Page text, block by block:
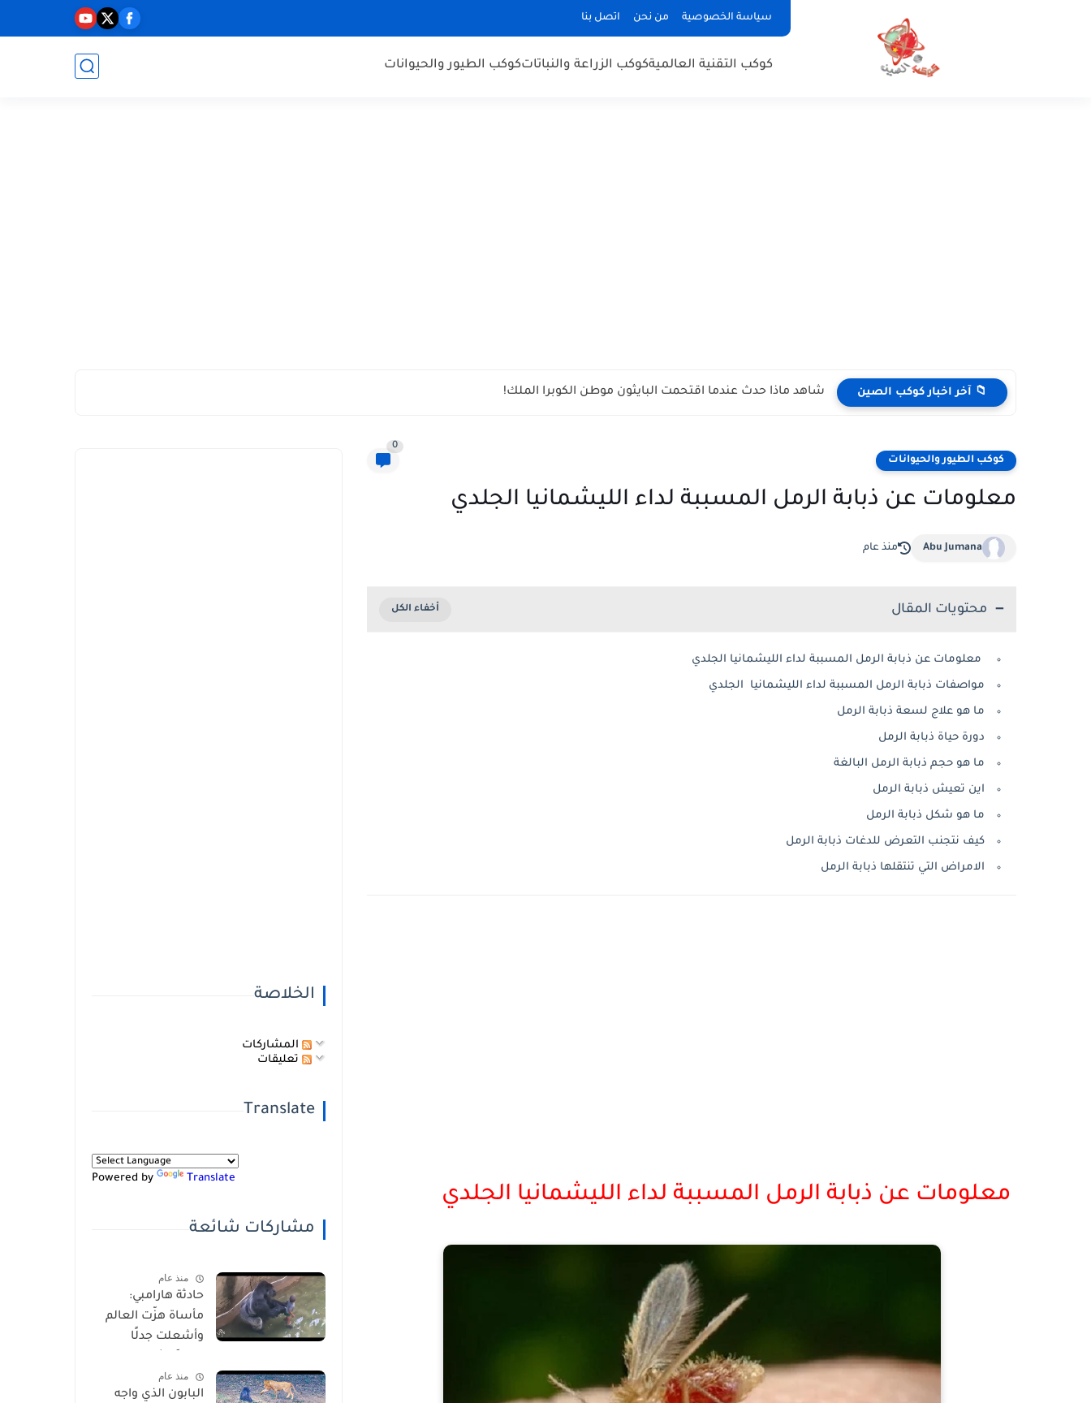
سياسة الخصوصية من نحن اتصل بنا
كوكب التقنية العالميةكوكب الزراعة والنباتاتكوكب الطيور والحيوانات
📁 آخر اخبار كوكب الصين شاهد ماذا حدث عندما اقتحمت البايثون موطن الكوبرا الملك!
كوكب الطيور والحيوانات
0
معلومات عن ذبابة الرمل المسببة لداء الليشمانيا الجلدي
Abu Jumana منذ عام
محتويات المقال
معلومات عن ذبابة الرمل المسببة لداء الليشمانيا الجلدي
مواصفات ذبابة الرمل المسببة لداء الليشمانيا الجلدي
ما هو علاج لسعة ذبابة الرمل
دورة حياة ذبابة الرمل
ما هو حجم ذبابة الرمل البالغة
اين تعيش ذبابة الرمل
ما هو شكل ذبابة الرمل
كيف نتجنب التعرض للدغات ذبابة الرمل
الامراض التي تنتقلها ذبابة الرمل
معلومات عن ذبابة الرمل المسببة لداء الليشمانيا الجلدي
الخلاصة
المشاركات
تعليقات
Translate
Powered by Translate
مشاركات شائعة
منذ عام
حادثة هارامبي:
مأساة هزّت العالم
وأشعلت جدلًا
بالفيديو
منذ عام
البابون الذي واجه